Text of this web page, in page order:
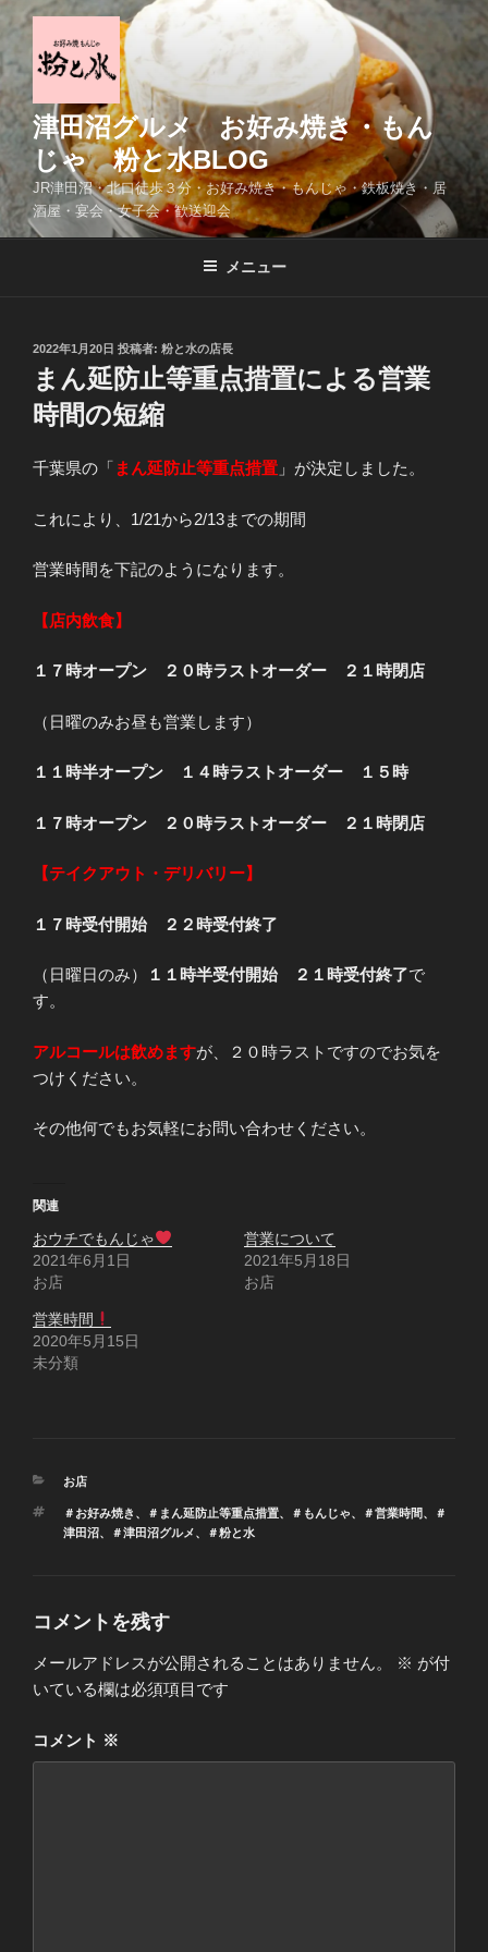
コ
テ
ン
ツ
ス
キ
ッ
津田沼グルメ お好み焼き・もん
じゃ 粉と水BLOG
JR津田沼・北口徒歩３分・お好み焼き・もんじゃ・鉄板焼き・居
酒屋・宴会・女子会・歓送迎会
メニュー
投
日:
2022年1月20日 投稿者: 粉と水の店長
まん延防止等重点措置による営業
時間の短縮
千葉県の「 まん延防止等重点措置 」が決定しました。
これにより、1/21から2/13までの期間
営業時間を下記のようになります。
【店内飲食】
１７時オープン ２０時ラストオーダー ２１時閉店
（日曜のみお昼も営業します）
１１時半オープン １４時ラストオーダー １５時
１７時オープン ２０時ラストオーダー ２１時閉店
【テイクアウト・デリバリー】
１７時受付開始 ２２時受付終了
（日曜日のみ） １１時半受付開始 ２１時受付終了で
す。
アルコールは飲めますが、２０時ラストですのでお気を
つけください。
その他何でもお気軽にお問い合わせください。
関連
おウチでもんじゃ
2021年6月1日
お店
営業について
2021年5月18日
お店
営業時間
2020年5月15日
未分類
カ
ゴ
リ
お店
タ
グ
＃お好み焼き 、 ＃まん延防止等重点措置、 ＃もんじゃ、 ＃営業時間、
＃
津田沼、 ＃津田沼グルメ、 ＃粉と水
コメントを残す
メールアドレスが公開されることはありません。 ※ が付
いている欄は必須項目です
コメント ※